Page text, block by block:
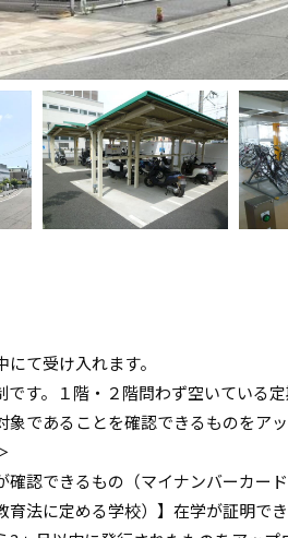
て受け入れます。
です。１階・２階問わず空いている
象であることを確認できるものをア
確認できるもの（マイナンバーカー
育法に定める学校）】在学が証明